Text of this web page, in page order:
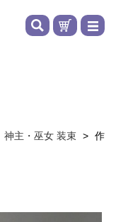
神主・巫女 装束 > 作